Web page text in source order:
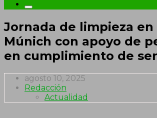
Jornada de limpieza en
Múnich con apoyo de
en cumplimiento de
agosto 10, 2025
Redacción
Actualidad